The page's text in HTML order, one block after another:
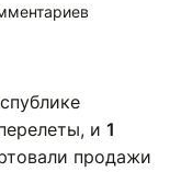
и 1
продажи